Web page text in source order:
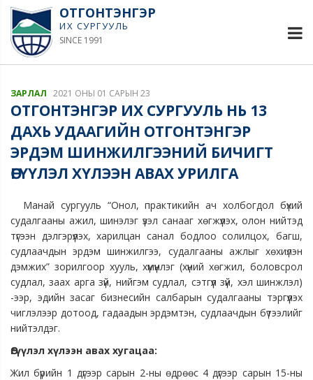
ОТГОНТЭНГЭР
ИХ СУРГУУЛЬ
SINCE 1991
ЗАРЛАЛ 2021 ОНЫ 01 САРЫН 23
ОТГОНТЭНГЭР ИХ СУРГУУЛЬ НЬ 13
ДАХЬ УДААГИЙН ОТГОНТЭНГЭР
ЭРДЭМ ШИНЖИЛГЭЭНИЙ БИЧИГТ
ӨГҮҮЛЭЛ ХҮЛЭЭН АВАХ УРИЛГА
Манай сургууль “Онол, практикийн ач холбогдол бүхий
судалгааны ажил, шинэлэг үзэл санааг хөгжүүлэх, олон нийтэд
түгээн дэлгэрүүлэх, харилцан санал бодлоо солилцох, багш,
судлаачдын эрдэм шинжилгээ, судалгааны ажлыг хөхиүлэн
дэмжих” зорилгоор хууль, хүмүүнлэг (хүний хөгжил, боловсрол
судлал, заах арга зүй, нийгэм судлал, сэтгүүл зүй, хэл шинжлэл)
-ээр, эдийн засаг бизнесийн салбарын судалгааны тэргүүлэх
чиглэлээр дотоод, гадаадын эрдэмтэн, судлаачдын бүтээлийг
нийтэлдэг.
Өгүүлэл хүлээн авах хугацаа:
Жил бүрийн 1 дүгээр сарын 2-ны өдрөөс 4 дүгээр сарын 15-ны